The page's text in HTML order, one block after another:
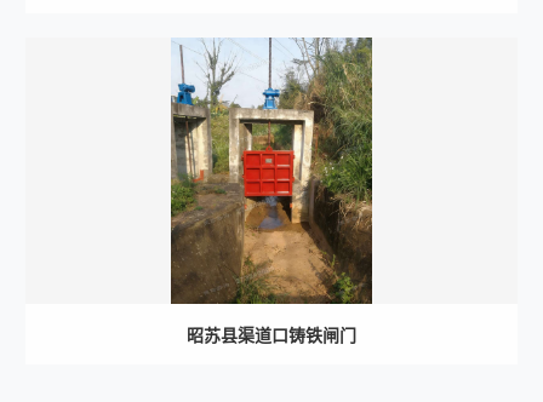
昭苏县渠道口铸铁闸门